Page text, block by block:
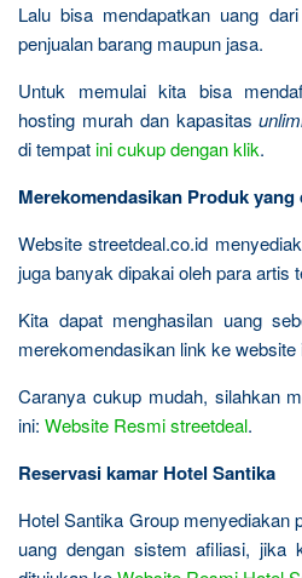
Lalu bisa mendapatkan uang
penjualan barang maupun jasa.
Untuk memulai kita bisa
hosting murah dan kapasitas
di tempatini cukup dengan klik.
Merekomendasikan Produk
Website streetdeal.co.id
juga banyak dipakai oleh para artis
Kita dapat menghasilan uang
merekomendasikan link ke website
Caranya cukup mudah, silahkan
ini: Website Resmi streetdeal.
Reservasi kamar Hotel Santika
Hotel Santika Group menyediakan
uang dengan sistem afiliasi, jika